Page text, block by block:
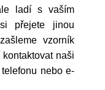
ladí s vaším
přejete jinou
vzorník
naši
nebo e-